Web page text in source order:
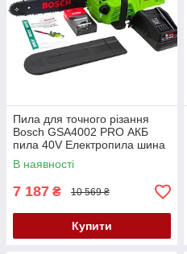
Пила для точного різання
Bosch GSA4002 PRO АКБ
пила 40V Електропила шина
35 см Акумуляторна
ланцюгова пила Bosch
В наявності
7 187 ₴ 10 569 ₴
Купити